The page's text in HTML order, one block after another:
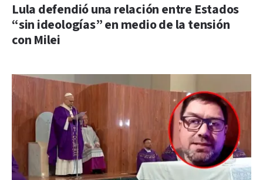
Lula defendió una relación entre Estados
“sin ideologías” en medio de la tensión
con Milei